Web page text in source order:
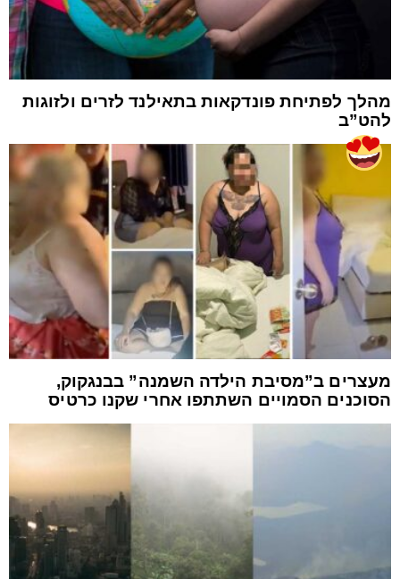
מהלך לפתיחת פונדקאות בתאילנד לזרים ולזוגות
להט”ב
מעצרים ב”מסיבת הילדה השמנה” בבנגקוק,
הסוכנים הסמויים השתתפו אחרי שקנו כרטיס